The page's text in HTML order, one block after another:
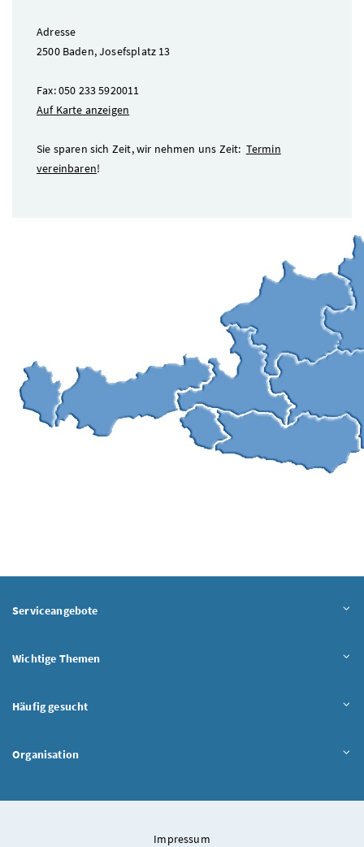
Adresse
2500 Baden, Josefsplatz 13
Fax: 050 233 5920011
Auf Karte anzeigen
Sie sparen sich Zeit, wir nehmen uns Zeit: Termin
vereinbaren!
Serviceangebote
Wichtige Themen
Häufig gesucht
Organisation
Impressum